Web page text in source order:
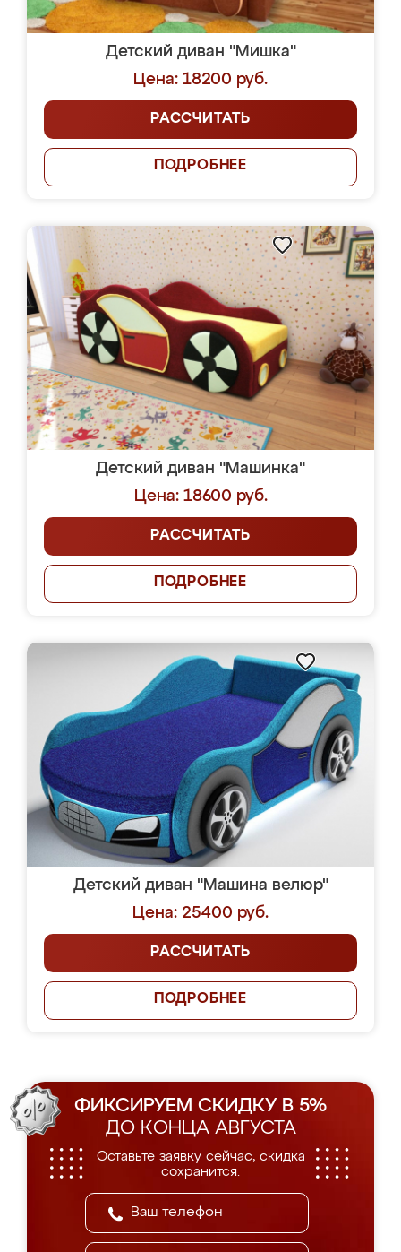
Детский диван "Мишка"
Цена: 18200 руб.
РАССЧИТАТЬ
ПОДРОБНЕЕ
Детский диван "Машинка"
Цена: 18600 руб.
РАССЧИТАТЬ
ПОДРОБНЕЕ
Детский диван "Машина велюр"
Цена: 25400 руб.
РАССЧИТАТЬ
ПОДРОБНЕЕ
ФИКСИРУЕМ СКИДКУ В 5%
ДО КОНЦА АВГУСТА
Оставьте заявку сейчас, скидка
сохранится.